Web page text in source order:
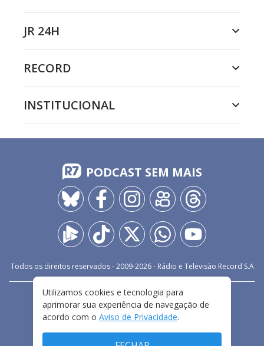
JR 24H
RECORD
INSTITUCIONAL
PODCAST SEM MAIS
Todos os direitos reservados - 2009-2026- Rádio e Televisão Record S.A
FALE CONOSCO
PRIVACIDADE
TERMOS E CONDIÇÕES DE USO
Utilizamos cookies e tecnologia para
aprimorar sua experiência de navegação de
acordo com o Aviso de Privacidade.